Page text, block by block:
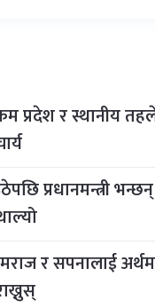
प्रदेश र स्थानीय
प्रधानमन्त्री
र सपनालाई